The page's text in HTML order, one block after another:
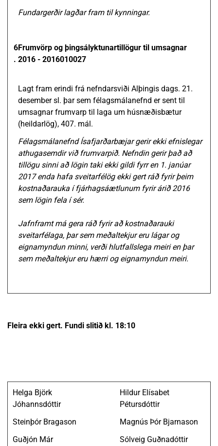
Fundargerðir lagðar fram til kynningar.
6
.
Frumvörp og þingsályktunartillögur til umsagnar
2016 - 2016010027
Lagt fram erindi frá nefndarsviði Alþingis dags. 21.
desember sl. þar sem félagsmálanefnd er sent til
umsagnar frumvarp til laga um húsnæðisbætur
(heildarlög), 407. mál.
Félagsmálanefnd Ísafjarðarbæjar gerir ekki efnislegar
athugasemdir við frumvarpið. Nefndin gerir það að
tillögu sinni að lögin taki ekki gildi fyrr en 1. janúar
2017 enda hafa sveitarfélög ekki gert ráð fyrir þeim
kostnaðarauka í fjárhagsáætlunum fyrir árið 2016
sem lögin fela í sér.
Jafnframt má gera ráð fyrir að kostnaðarauki
sveitarfélaga, þar sem meðaltekjur eru lágar og
eignamyndun minni, verði hlutfallslega meiri en þar
sem meðaltekjur eru hærri og eignamyndun meiri.
Fleira ekki gert. Fundi slitið kl. 18:10
Helga Björk
Jóhannsdóttir
Hildur Elísabet
Pétursdóttir
Steinþór Bragason
Magnús Þór Bjarnason
Guðjón Már
Sólveig Guðnadóttir